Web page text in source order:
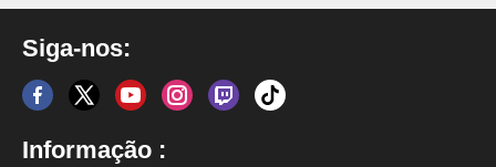
Siga-nos:
Informação :